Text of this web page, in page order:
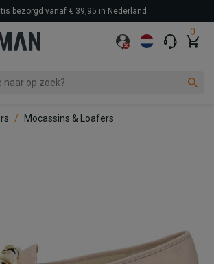
0
bezorgd vanaf € 39,95 in Nederland
Mocassins & Loafers